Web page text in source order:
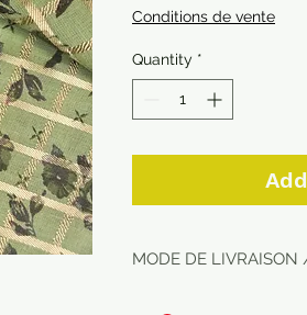
Conditions de vente
Quantity *
MODE DE LIVRAISON